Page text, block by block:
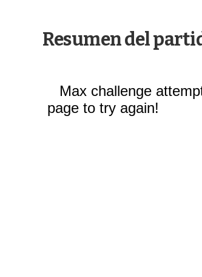
Resumen del